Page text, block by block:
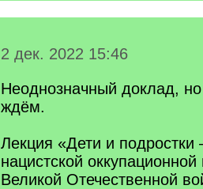
2 дек. 2022 15:46
Неоднозначный доклад,
ждём.
Лекция «Дети и подростки
нацистской
Великой Отечественной